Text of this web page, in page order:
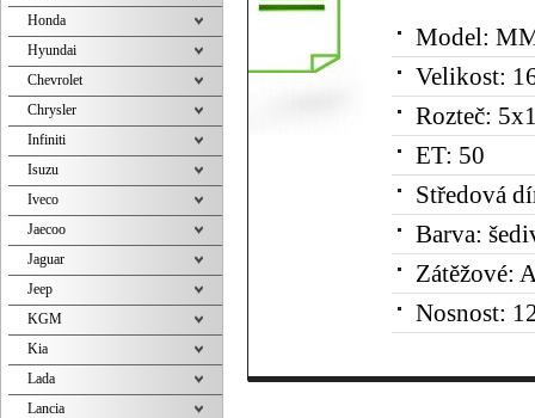
Model:
Velikost:
Rozteč:
ET: 50
Středová
Barva:
Zátěžové:
Nosnost:
Honda
Hyundai
Chevrolet
Chrysler
Infiniti
Isuzu
Iveco
Jaecoo
Jaguar
Jeep
KGM
Kia
Lada
Lancia